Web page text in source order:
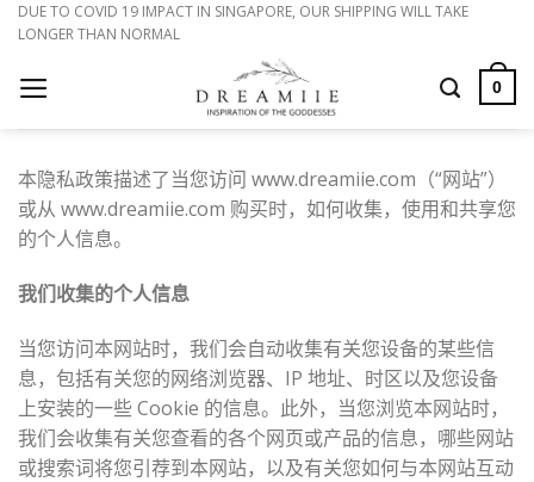
DUE TO COVID 19 IMPACT IN SINGAPORE, OUR SHIPPING WILL TAKE
LONGER THAN NORMAL
0
本隐私政策描述了当您访问 www.dreamiie.com（“网站”）
或从 www.dreamiie.com 购买时，如何收集，使用和共享您
的个人信息。
我们收集的个人信息
当您访问本网站时，我们会自动收集有关您设备的某些信
息，包括有关您的网络浏览器、IP 地址、时区以及您设备
上安装的一些 Cookie 的信息。此外，当您浏览本网站时，
我们会收集有关您查看的各个网页或产品的信息，哪些网站
或搜索词将您引荐到本网站，以及有关您如何与本网站互动